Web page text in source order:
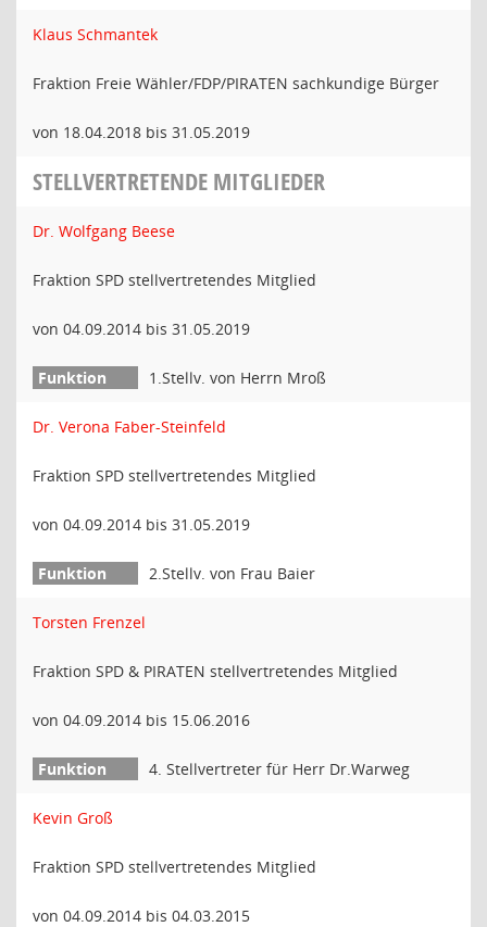
Klaus Schmantek
Fraktion Freie Wähler/FDP/PIRATEN sachkundige Bürger
von 18.04.2018 bis 31.05.2019
STELLVERTRETENDE MITGLIEDER
Dr. Wolfgang Beese
Fraktion SPD stellvertretendes Mitglied
von 04.09.2014 bis 31.05.2019
1.Stellv. von Herrn Mroß
Dr. Verona Faber-Steinfeld
Fraktion SPD stellvertretendes Mitglied
von 04.09.2014 bis 31.05.2019
2.Stellv. von Frau Baier
Torsten Frenzel
Fraktion SPD & PIRATEN stellvertretendes Mitglied
von 04.09.2014 bis 15.06.2016
4. Stellvertreter für Herr Dr.Warweg
Kevin Groß
Fraktion SPD stellvertretendes Mitglied
von 04.09.2014 bis 04.03.2015